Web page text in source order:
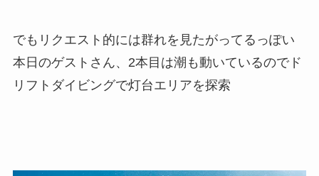
でもリクエスト的には群れを見たがってるっぽい
本日のゲストさん、2本目は潮も動いているのでド
リフトダイビングで灯台エリアを探索